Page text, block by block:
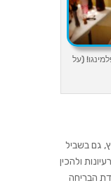
(על
גם בשביל
ולהכין
הבריחה